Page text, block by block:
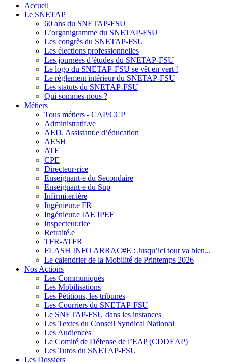
Accueil
Le SNETAP
60 ans du SNETAP-FSU
L’organigramme du SNETAP-FSU
Les congrès du SNETAP-FSU
Les élections professionnelles
Les journées d’études du SNETAP-FSU
Le logo du SNETAP-FSU se vêt en vert !
Le règlement intérieur du SNETAP-FSU
Les statuts du SNETAP-FSU
Qui sommes-nous ?
Métiers
Tous métiers - CAP/CCP
Administratif.ve
AED. Assistant.e d’éducation
AESH
ATE
CPE
Directeur·rice
Enseignant·e du Secondaire
Enseignant·e du Sup
Infirmi.er.ière
Ingénieur.e FR
Ingénieur.e IAE IPEF
Inspecteur.rice
Retraité.e
TFR-ATFR
FLASH INFO ARRAC#E : Jusqu’ici tout va bien...
Le calendrier de la Mobilité de Printemps 2026
Nos Actions
Les Communiqués
Les Mobilisations
Les Pétitions, les tribunes
Les Courriers du SNETAP-FSU
Le SNETAP-FSU dans les instances
Les Textes du Conseil Syndical National
Les Audiences
Le Comité de Défense de l’EAP (CDDEAP)
Les Tutos du SNETAP-FSU
Les Dossiers